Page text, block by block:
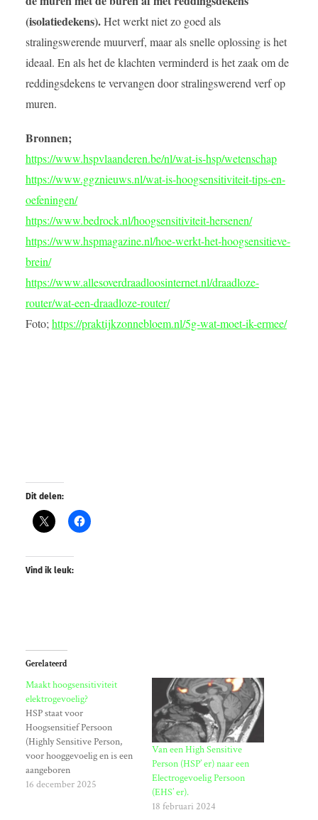
(isolatiedekens).Het werkt niet zo goed als
stralingswerende muurverf, maar als snelle oplossing is het
ideaal. En als het de klachten verminderd is het zaak om de
reddingsdekens te vervangen door stralingswerend verf op
muren.
Bronnen;
https://www.hspvlaanderen.be/nl/wat-is-hsp/wetenschap
https://www.ggznieuws.nl/wat-is-hoogsensitiviteit-tips-en-
oefeningen/
https://www.bedrock.nl/hoogsensitiviteit-hersenen/
https://www.hspmagazine.nl/hoe-werkt-het-hoogsensitieve-
brein/
https://www.allesoverdraadloosinternet.nl/draadloze-
router/wat-een-draadloze-router/
Foto; https://praktijkzonnebloem.nl/5g-wat-moet-ik-ermee/
Dit delen:
Vind ik leuk:
Gerelateerd
Maakt hoogsensitiviteit
elektrogevoelig?
HSP staat voor
Hoogsensitief Persoon
(Highly Sensitive Person,
voor hooggevoelig en is een
aangeboren
persoonlijkheidskenmerk
16 december 2025
Van een High Sensitive
Person (HSP’ er) naar een
Electrogevoelig Persoon
(EHS’ er).
18 februari 2024